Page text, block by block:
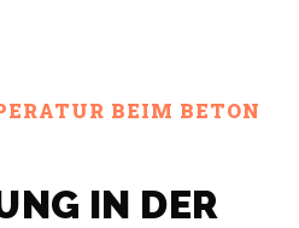
BEIM BETON
IN DER